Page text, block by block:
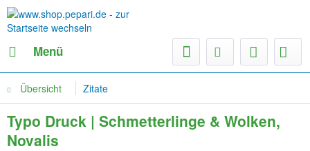
Menü
Übersicht Zitate
Typo Druck | Schmetterlinge & Wolken,
Novalis